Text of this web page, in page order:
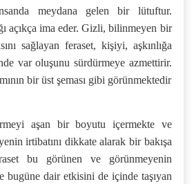
meydana gelen bir lütuftur.
açıkça ima eder. Gizli, bilinmeyen bir
sağlayan feraset, kişiyi, aşkınlığa
var oluşunu sürdürmeye azmettirir.
bir üst şeması gibi görünmektedir
aşan bir boyutu içermekte ve
irtibatını dikkate alarak bir bakışa
bu görünen ve görünmeyenin
bugüne dair etkisini de içinde taşıyan